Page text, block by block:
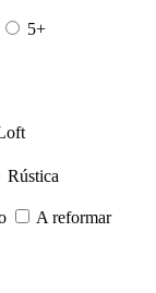
5+
Rústica
A reformar